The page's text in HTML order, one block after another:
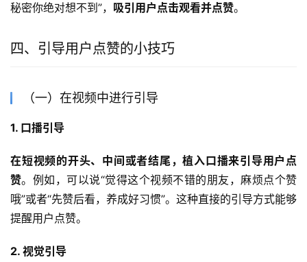
秘密你绝对想不到”， 吸引用户点击观看并点赞。
四、引导用户点赞的小技巧
（一）在视频中进行引导
1. 口播引导
在短视频的开头、中间或者结尾，植入口播来引导用户点
赞。例如，可以说“觉得这个视频不错的朋友，麻烦点个赞
哦”或者“先赞后看，养成好习惯”。这种直接的引导方式能够
提醒用户点赞。
2. 视觉引导